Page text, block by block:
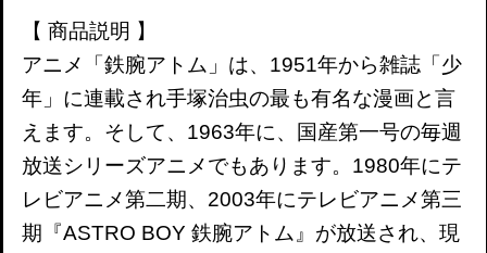
【 商品説明 】
アニメ「鉄腕アトム」は、1951年から雑誌「少
年」に連載され手塚治虫の最も有名な漫画と言
えます。そして、1963年に、国産第一号の毎週
放送シリーズアニメでもあります。1980年にテ
レビアニメ第二期、2003年にテレビアニメ第三
期『ASTRO BOY 鉄腕アトム』が放送され、現